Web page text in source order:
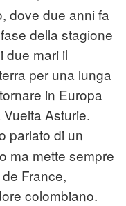
dove due anni fa
della stagione
due mari il
per una lunga
in Europa
Asturie.
parlato di un
ma mette sempre
France,
colombiano.